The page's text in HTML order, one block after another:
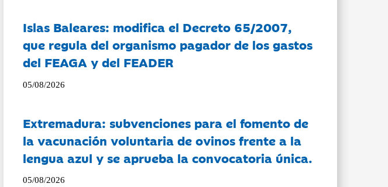
Islas Baleares: modifica el Decreto 65/2007,
que regula del organismo pagador de los gastos
del FEAGA y del FEADER
05/08/2026
Extremadura: subvenciones para el fomento de
la vacunación voluntaria de ovinos frente a la
lengua azul y se aprueba la convocatoria única.
05/08/2026